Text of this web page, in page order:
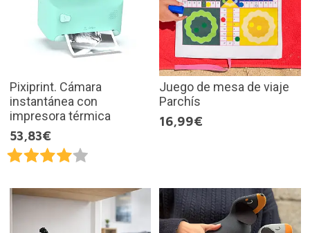
Pixiprint. Cámara
instantánea con
impresora térmica
53,83€
Juego de mesa de viaje
Parchís
16,99€